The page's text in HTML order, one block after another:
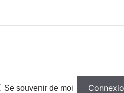
Se souvenir de moi